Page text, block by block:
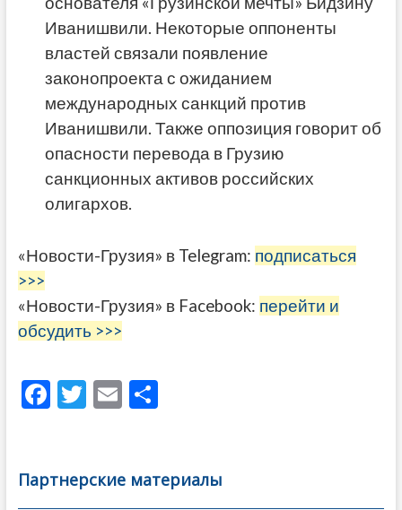
Иванишвили. Некоторые оппоненты
властей связали появление
законопроекта с ожиданием
международных санкций против
Иванишвили. Также оппозиция говорит об
опасности перевода в Грузию
санкционных активов российских
олигархов.
«Новости-Грузия» в Telegram: подписаться
>>>
«Новости-Грузия» в Facebook: перейти и
обсудить >>>
F
b
T
er
E
l
О
а
Партнерские материалы